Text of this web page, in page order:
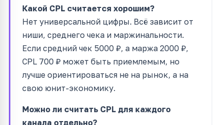
Какой CPL считается хорошим?
Нет универсальной цифры. Всё зависит от
ниши, среднего чека и маржинальности.
Если средний чек 5000 ₽, а маржа 2000 ₽,
CPL 700 ₽ может быть приемлемым, но
лучше ориентироваться не на рынок, а на
свою юнит-экономику.
Можно ли считать CPL для каждого
канала отдельно?